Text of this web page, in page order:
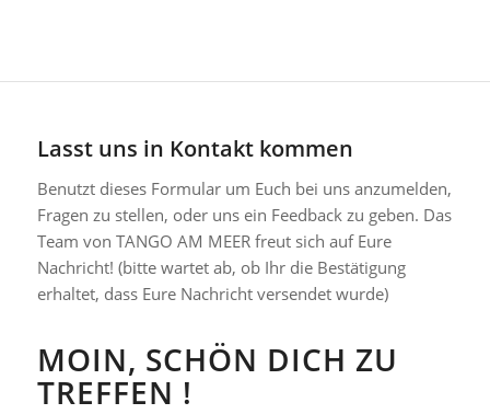
Lasst uns in Kontakt kommen
Benutzt dieses Formular um Euch bei uns anzumelden,
Fragen zu stellen, oder uns ein Feedback zu geben. Das
Team von TANGO AM MEER freut sich auf Eure
Nachricht! (bitte wartet ab, ob Ihr die Bestätigung
erhaltet, dass Eure Nachricht versendet wurde)
MOIN, SCHÖN DICH ZU
TREFFEN !